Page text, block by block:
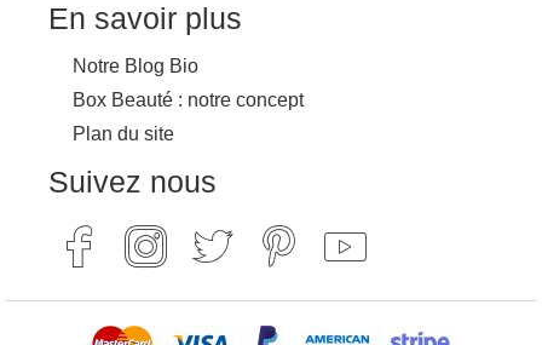
En savoir plus
Notre Blog Bio
Box Beauté : notre concept
Plan du site
Suivez nous